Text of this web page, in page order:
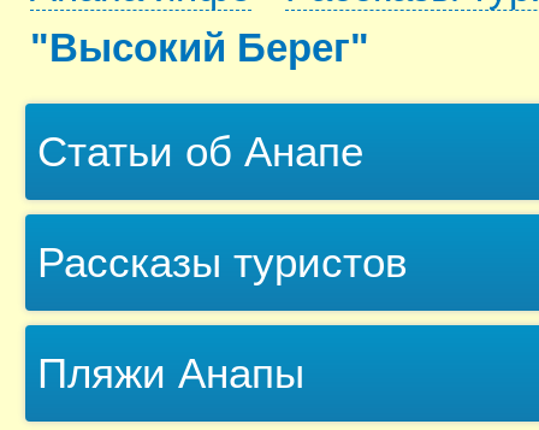
"Высокий Берег"
Статьи об Анапе
Рассказы туристов
Пляжи Анапы